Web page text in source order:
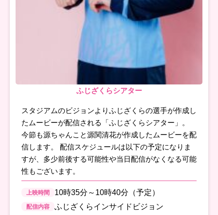
ふじざくらシアター
スタジアムのビジョンよりふじざくらの選手が作成し
たムービーが配信される「ふじざくらシアター」。
今節も源ちゃんこと源関清花が作成したムービーを配
信します。 配信スケジュールは以下の予定になりま
すが、多少前後する可能性や当日配信がなくなる可能
性もございます。
上映時間 10時35分～10時40分（予定）
配信内容 ふじざくらインサイドビジョン